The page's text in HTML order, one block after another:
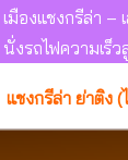
เมืองแชงกรีล่า
นั่งรถไฟความเ
แชงกรีล่า ย่าติง